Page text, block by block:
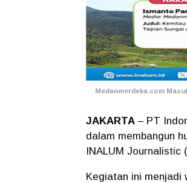
Medanmerdeka.com
JAKARTA – PT
dalam membangun
INALUM Journalistic
Kegiatan ini menjadi